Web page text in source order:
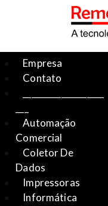
Empresa
Contato
Automação
Comercial
Coletor De
Dados
Impressoras
Informática